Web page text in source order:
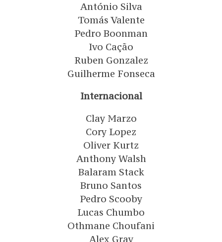
António Silva
Tomás Valente
Pedro Boonman
Ivo Cação
Ruben Gonzalez
Guilherme Fonseca
Internacional
Clay Marzo
Cory Lopez
Oliver Kurtz
Anthony Walsh
Balaram Stack
Bruno Santos
Pedro Scooby
Lucas Chumbo
Othmane Choufani
Alex Gray